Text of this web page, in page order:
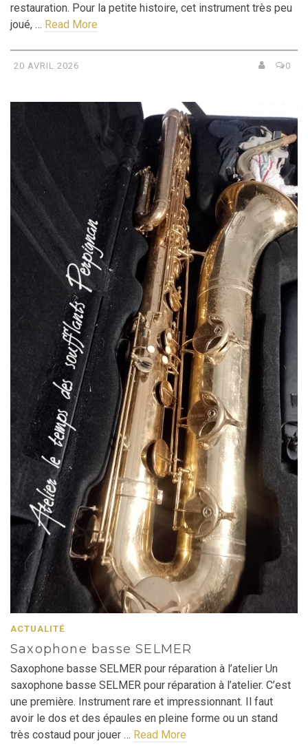
restauration. Pour la petite histoire, cet instrument très peu
joué, … Read More
20 AVRIL 2026 0
ACTUALITÉ
Saxophone basse SELMER
Saxophone basse SELMER pour réparation à l’atelier Un
saxophone basse SELMER pour réparation à l’atelier. C’est
une première. Instrument rare et impressionnant. Il faut
avoir le dos et des épaules en pleine forme ou un stand
très costaud pour jouer … Read More